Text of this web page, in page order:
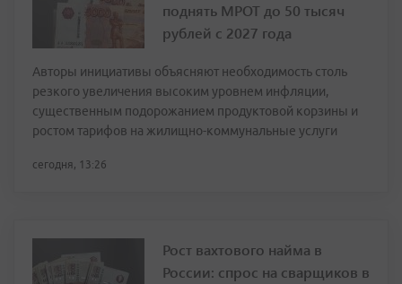
поднять МРОТ до 50 тысяч
рублей с 2027 года
Авторы инициативы объясняют необходимость столь
резкого увеличения высоким уровнем инфляции,
существенным подорожанием продуктовой корзины и
ростом тарифов на жилищно-коммунальные услуги
сегодня, 13:26
Рост вахтового найма в
России: спрос на сварщиков в